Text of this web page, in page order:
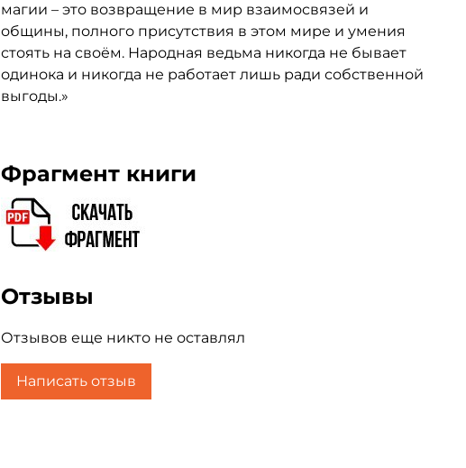
магии – это возвращение в мир взаимосвязей и
общины, полного присутствия в этом мире и умения
стоять на своём. Народная ведьма никогда не бывает
одинока и никогда не работает лишь ради собственной
выгоды.»
Фрагмент книги
Отзывы
Отзывов еще никто не оставлял
Написать отзыв